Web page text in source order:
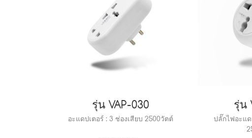
รุ่น VAP-030
อะแดปเตอร์ : 3 ช่องเสียบ 2500วัตต์
รุ่น
ปลั๊กไฟอะแด